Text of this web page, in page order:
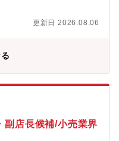
どん発信できます。本部
門ごとに行う年200回の教
はほぼ会社負担で実施し
。一部店舗は21時※残業
度※残業代は全額支給
更新日 2026.08.06
副店長候補/小売業界